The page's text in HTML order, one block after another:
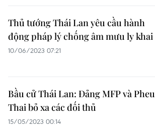
Thủ tướng Thái Lan yêu cầu hành
động pháp lý chống âm mưu ly khai
10/06/2023 07:21
Bầu cử Thái Lan: Đảng MFP và Pheu
Thai bỏ xa các đối thủ
15/05/2023 00:14